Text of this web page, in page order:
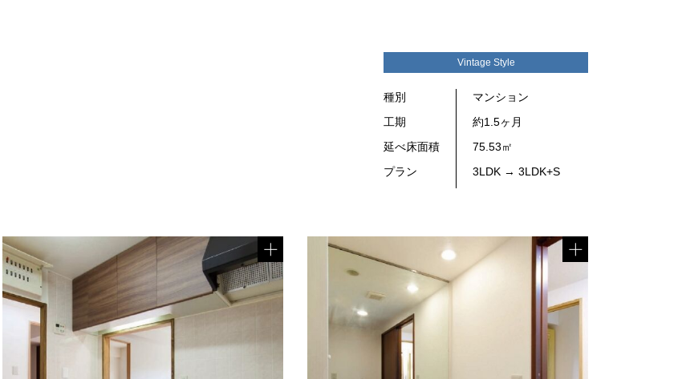
Vintage Style
種別
マンション
工期
約1.5ヶ月
延べ床面積
75.53㎡
プラン
3LDK → 3LDK+S